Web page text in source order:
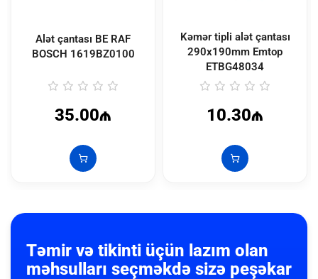
Alət çantası BE RAF
BOSCH 1619BZ0100
35.00₼
Kəmər tipli alət çantası
290x190mm Emtop
ETBG48034
10.30₼
Təmir və tikinti üçün lazım olan
məhsulları seçməkdə sizə peşəkar